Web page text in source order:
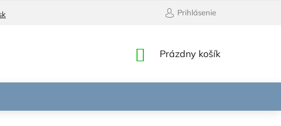
Prihlásenie
NÁKUPNÝ
Prázdny košík